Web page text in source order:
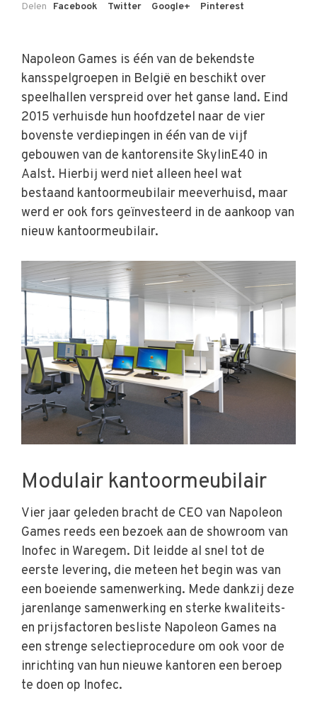
Delen Facebook Twitter Google+ Pinterest
Napoleon Games is één van de bekendste
kansspelgroepen in België en beschikt over
speelhallen verspreid over het ganse land. Eind
2015 verhuisde hun hoofdzetel naar de vier
bovenste verdiepingen in één van de vijf
gebouwen van de kantorensite SkylinE40 in
Aalst. Hierbij werd niet alleen heel wat
bestaand kantoormeubilair meeverhuisd, maar
werd er ook fors geïnvesteerd in de aankoop van
nieuw kantoormeubilair.
Modulair kantoormeubilair
Vier jaar geleden bracht de CEO van Napoleon
Games reeds een bezoek aan de showroom van
Inofec in Waregem. Dit leidde al snel tot de
eerste levering, die meteen het begin was van
een boeiende samenwerking. Mede dankzij deze
jarenlange samenwerking en sterke kwaliteits-
en prijsfactoren besliste Napoleon Games na
een strenge selectieprocedure om ook voor de
inrichting van hun nieuwe kantoren een beroep
te doen op Inofec.